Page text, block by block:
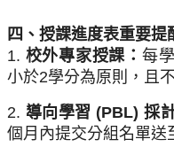
四、授課進度表重要提
1. 校外專家授課： 每
小於2學分為原則，且
2. 導向學習 (PBL) 採計
個月內提交分組名單送